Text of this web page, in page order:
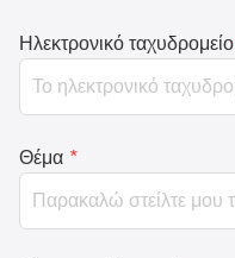
Ηλεκτρονικό ταχυδρομείο
Θέμα *